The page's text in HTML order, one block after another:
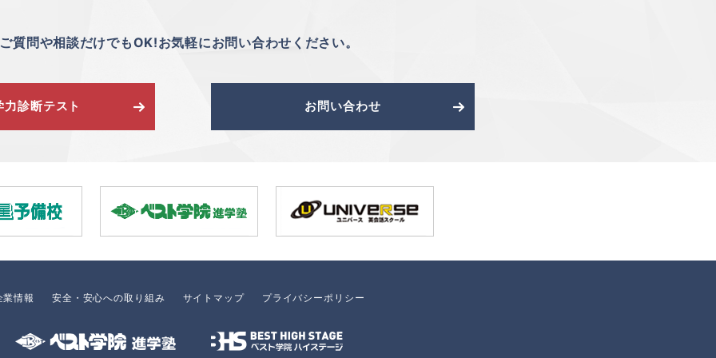
ご質問や相談だけでもOK!お気軽にお問い合わせください。
力診断テスト お問い合わせ
業情報 安全・安心への取り組み サイトマップ プライバシーポリシー